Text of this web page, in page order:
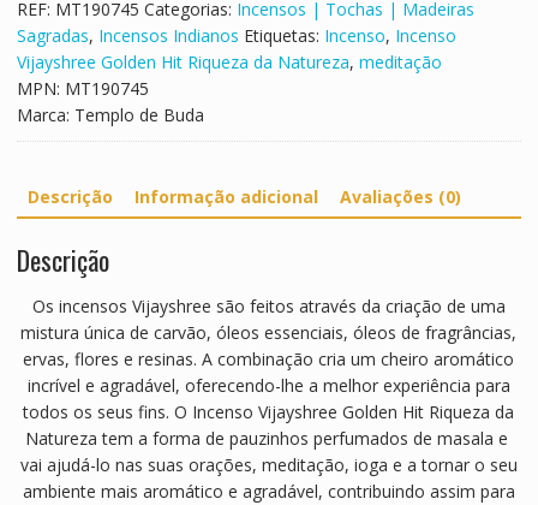
a
ro
T
r
i
l
H
e
r
b
a
l
REF: MT190745 Categorias: Incensos | Tochas | Madeiras
Sagradas, Incensos Indianos Etiquetas: Incenso, Incenso
Vijayshree Golden Hit Riqueza da Natureza, meditação
MPN: MT190745
Marca: Templo de Buda
Descrição Informação adicional Avaliações (0)
Descrição
Os incensos Vijayshree são feitos através da criação de uma
mistura única de carvão, óleos essenciais, óleos de fragrâncias,
ervas, flores e resinas. A combinação cria um cheiro aromático
incrível e agradável, oferecendo-lhe a melhor experiência para
todos os seus fins. O Incenso Vijayshree Golden Hit Riqueza da
Natureza tem a forma de pauzinhos perfumados de masala e
vai ajudá-lo nas suas orações, meditação, ioga e a tornar o seu
ambiente mais aromático e agradável, contribuindo assim para